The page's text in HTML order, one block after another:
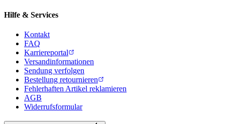
Hilfe & Services
Kontakt
FAQ
Karriereportal
Versandinformationen
Sendung verfolgen
Bestellung retournieren
Fehlerhaften Artikel reklamieren
AGB
Widerrufsformular